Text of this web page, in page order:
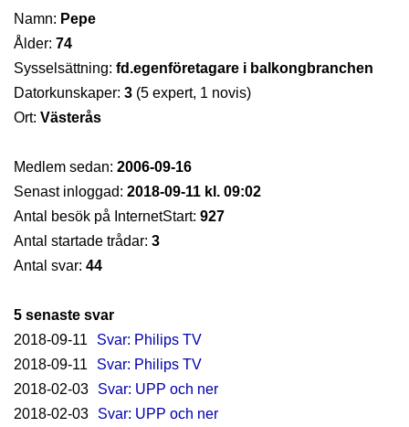
Namn: Pepe
Ålder: 74
Sysselsättning: fd.egenföretagare i balkongbranchen
Datorkunskaper: 3 (5 expert, 1 novis)
Ort: Västerås
Medlem sedan: 2006-09-16
Senast inloggad: 2018-09-11 kl. 09:02
Antal besök på InternetStart: 927
Antal startade trådar: 3
Antal svar: 44
5 senaste svar
2018-09-11
Svar: Philips TV
2018-09-11
Svar: Philips TV
2018-02-03
Svar: UPP och ner
2018-02-03
Svar: UPP och ner